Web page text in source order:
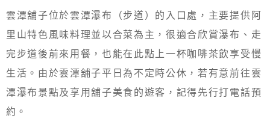
雲潭舖子位於雲潭瀑布（步道）的入口處，主要提供阿
里山特色風味料理並以合菜為主，很適合欣賞瀑布、走
完步道後前來用餐，也能在此點上一杯咖啡茶飲享受慢
生活。由於雲潭舖子平日為不定時公休，若有意前往雲
潭瀑布景點及享用舖子美食的遊客，記得先行打電話預
約。